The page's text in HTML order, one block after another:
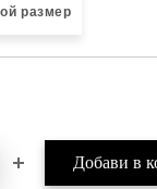
размер